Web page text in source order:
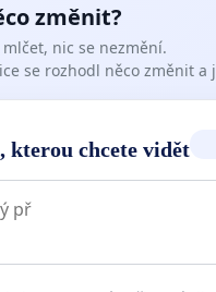
změnit?
nic se nezmění.
se rozhodl něco změnit a
kterou chcete vidět